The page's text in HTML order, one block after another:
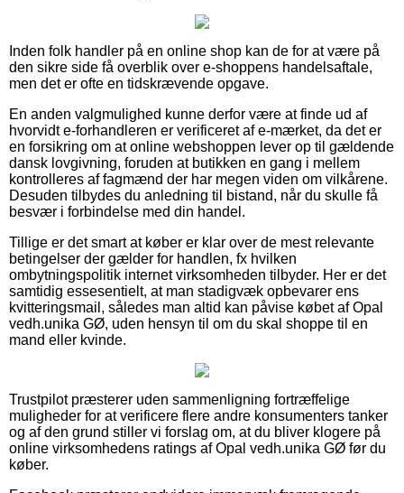
Inden folk handler på en online shop kan de for at være på
den sikre side få overblik over e-shoppens handelsaftale,
men det er ofte en tidskrævende opgave.
En anden valgmulighed kunne derfor være at finde ud af
hvorvidt e-forhandleren er verificeret af e-mærket, da det er
en forsikring om at online webshoppen lever op til gældende
dansk lovgivning, foruden at butikken en gang i mellem
kontrolleres af fagmænd der har megen viden om vilkårene.
Desuden tilbydes du anledning til bistand, når du skulle få
besvær i forbindelse med din handel.
Tillige er det smart at køber er klar over de mest relevante
betingelser der gælder for handlen, fx hvilken
ombytningspolitik internet virksomheden tilbyder. Her er det
samtidig essesentielt, at man stadigvæk opbevarer ens
kvitteringsmail, således man altid kan påvise købet af Opal
vedh.unika GØ, uden hensyn til om du skal shoppe til en
mand eller kvinde.
Trustpilot præsterer uden sammenligning fortræffelige
muligheder for at verificere flere andre konsumenters tanker
og af den grund stiller vi forslag om, at du bliver klogere på
online virksomhedens ratings af Opal vedh.unika GØ før du
køber.